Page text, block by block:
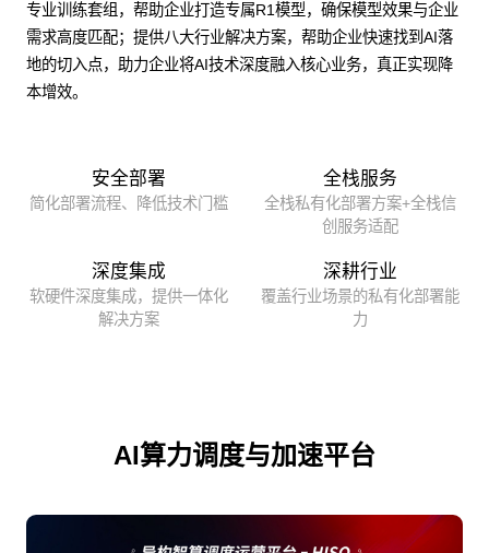
专业训练套组，帮助企业打造专属R1模型，确保模型效果与企业
需求高度匹配；提供八大行业解决方案，帮助企业快速找到AI落
地的切入点，助力企业将AI技术深度融入核心业务，真正实现降
本增效。
安全部署
简化部署流程、降低技术门槛
全栈服务
全栈私有化部署方案+全栈信
创服务适配
深度集成
软硬件深度集成，提供一体化
解决方案
深耕行业
覆盖行业场景的私有化部署能
力
AI算力调度与加速平台